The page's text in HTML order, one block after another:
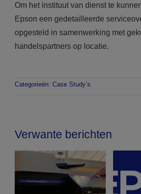
Om het instituut van dienst te
Epson een gedetailleerde
opgesteld in samenwerking met
handelspartners op locatie.
Categorieën: Case Study’s
Verwante berichten